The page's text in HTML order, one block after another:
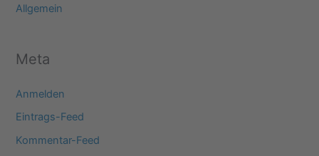
Allgemein
Meta
Anmelden
Eintrags-Feed
Kommentar-Feed